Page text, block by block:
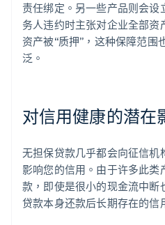
责任绑定。另一些产品则会设
务人违约时主张对企业全部
资产被“质押”，这种保障范围
泛。
对信用健康的潜在
无担保贷款几乎都会向征信
影响您的信用。由于许多此类
款，即使是很小的现金流中断
贷款本身还款后长期存在的信